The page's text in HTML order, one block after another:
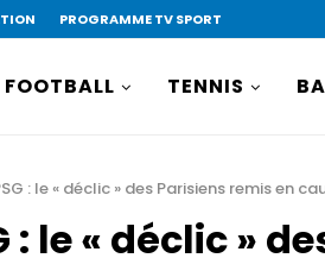
PROGRAMME TV SPORT
FOOTBALL TENNIS
: le « déclic » des Parisiens remis en
: le « déclic »